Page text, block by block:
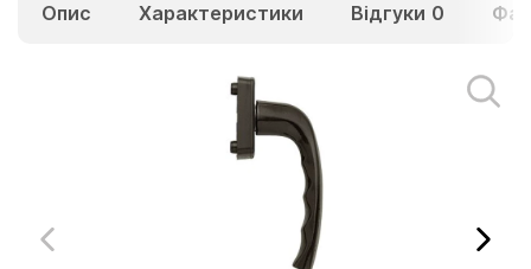
Опис Характеристики Відгуки 0